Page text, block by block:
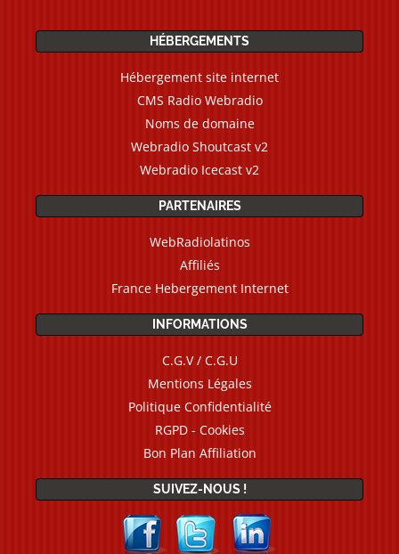
HÉBERGEMENTS
Hébergement site internet
CMS Radio Webradio
Noms de domaine
Webradio Shoutcast v2
Webradio Icecast v2
PARTENAIRES
WebRadiolatinos
Affiliés
France Hebergement Internet
INFORMATIONS
C.G.V / C.G.U
Mentions Légales
Politique Confidentialité
RGPD - Cookies
Bon Plan Affiliation
SUIVEZ-NOUS !